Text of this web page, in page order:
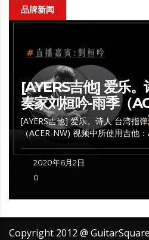
品牌新闻
[AYERS吉他] 爱乐
奏家刘桓吟-雨季（
[AYERS吉他] 爱乐。诗人 台湾指
（ACER-NW) 视频中所使用吉他
2020年6月2日
0
Copyright 2012 @